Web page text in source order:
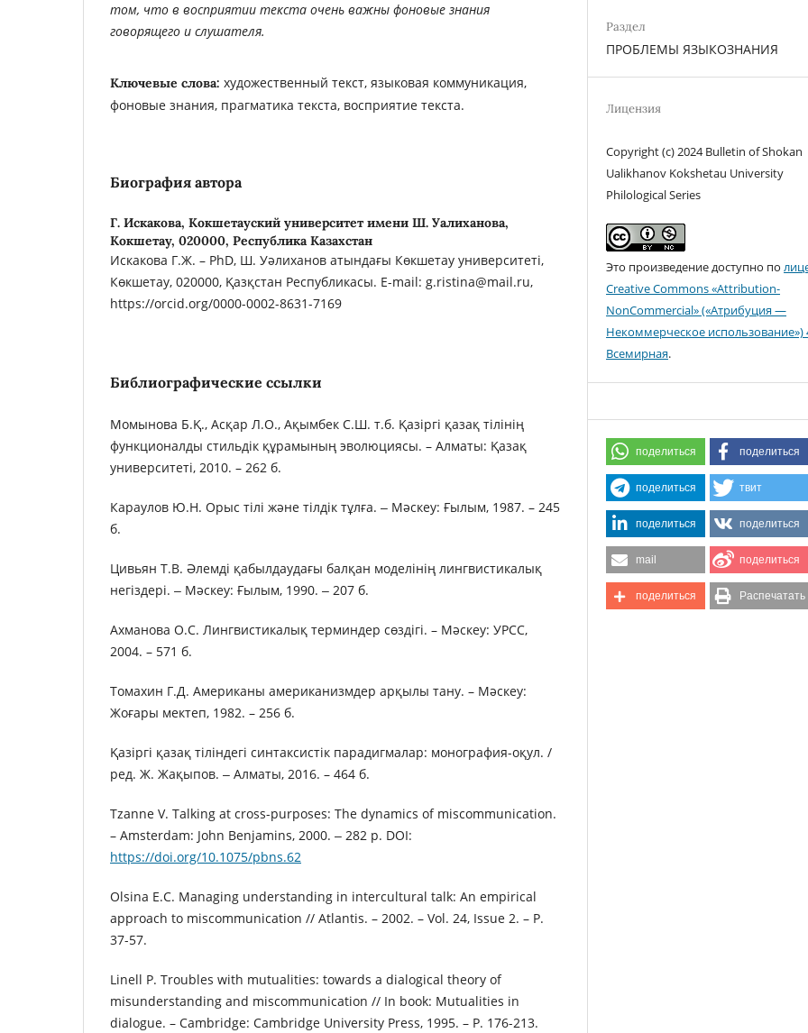
том, что в восприятии текста очень важны фоновые знания
говорящего и слушателя.
Ключевые слова: художественный текст, языковая коммуникация,
фоновые знания, прагматика текста, восприятие текста.
Биография автора
Г. Искакова, Кокшетауский университет имени Ш. Уалиханова,
Кокшетау, 020000, Республика Казахстан
Искакова Г.Ж. – PhD, Ш. Уәлиханов атындағы Көкшетау университеті,
Көкшетау, 020000, Қазқстан Республикасы. Е-mail: g.ristina@mail.ru,
https://orcid.org/0000-0002-8631-7169
Библиографические ссылки
Момынова Б.Қ., Асқар Л.О., Ақымбек С.Ш. т.б. Қазіргі қазақ тілінің
функционалды стильдік құрамының эволюциясы. – Алматы: Қазақ
университеті, 2010. – 262 б.
Караулов Ю.Н. Орыс тілі және тілдік тұлға. ‒ Мәскеу: Ғылым, 1987. – 245
б.
Цивьян Т.В. Әлемді қабылдаудағы балқан моделінің лингвистикалық
негіздері. ‒ Мәскеу: Ғылым, 1990. ‒ 207 б.
Ахманова О.С. Лингвистикалық терминдер сөздігі. – Мәскеу: УРСС,
2004. – 571 б.
Томахин Г.Д. Американы американизмдер арқылы тану. – Мәскеу:
Жоғары мектеп, 1982. – 256 б.
Қазіргі қазақ тіліндегі синтаксистік парадигмалар: монография-оқул. /
ред. Ж. Жақыпов. ‒ Алматы, 2016. – 464 б.
Tzanne V. Talking at cross-purposes: The dynamics of miscommunication.
– Amsterdam: John Benjamins, 2000. ‒ 282 р. DOI:
https://doi.org/10.1075/pbns.62
Olsina E.C. Managing understanding in intercultural talk: An empirical
approach to miscommunication // Atlantis. – 2002. – Vol. 24, Issue 2. – P.
37-57.
Linell P. Troubles with mutualities: towards a dialogical theory of
misunderstanding and miscommunication // In book: Mutualities in
dialogue. – Cambridge: Cambridge University Press, 1995. – P. 176-213.
Раздел
ПРОБЛЕМЫ ЯЗЫКОЗНАНИЯ
Лицензия
Copyright (c) 2024 Bulletin of Shokan
Ualikhanov Kokshetau University
Philological Series
Это произведение доступно по
Creative Commons «Attribution-
NonCommercial» («Атрибуция —
Некоммерческое использование»)
Всемирная.
поделиться поделиться
поделиться твит
поделиться поделиться
mail поделиться
поделиться Распечатать